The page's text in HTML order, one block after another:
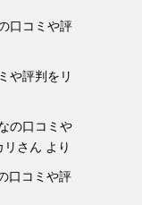
口コミや評
や評判をリ
の口コミや
リさん より
口コミや評